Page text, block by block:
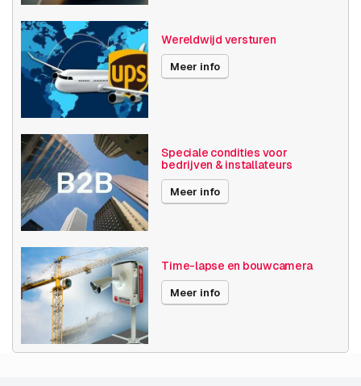
Merkcompatibiliteit Axis
Compatibiliteit
AXIS P5514-E
Inhoud van de verpakking
Snelle
installatiehandleiding
Ja
Wereldwijd versturen
Meer info
Speciale condities voor
bedrijven & installateurs
Meer info
Time-lapse en bouwcamera
Meer info